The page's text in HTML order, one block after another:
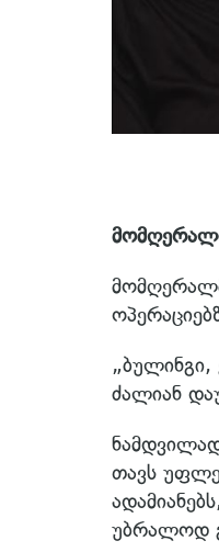
„ბულინგი,
ძალიან
თავს
უბრალოდ